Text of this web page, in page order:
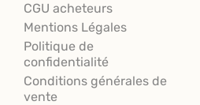
CGU acheteurs
Mentions Légales
Politique de
confidentialité
Conditions générales de
vente